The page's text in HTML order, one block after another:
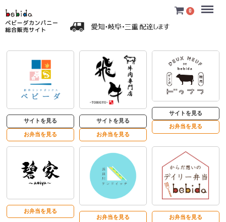
0 Menu
サイトを見る
お弁当を見る
サイトを見る
お弁当を見る
サイトを見る
お弁当を見る
お弁当を見る
お弁当を見る
お弁当を見る